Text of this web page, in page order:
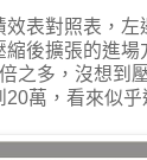
表對照表，左
後擴張的進場
之多，沒想到
萬，看來似乎